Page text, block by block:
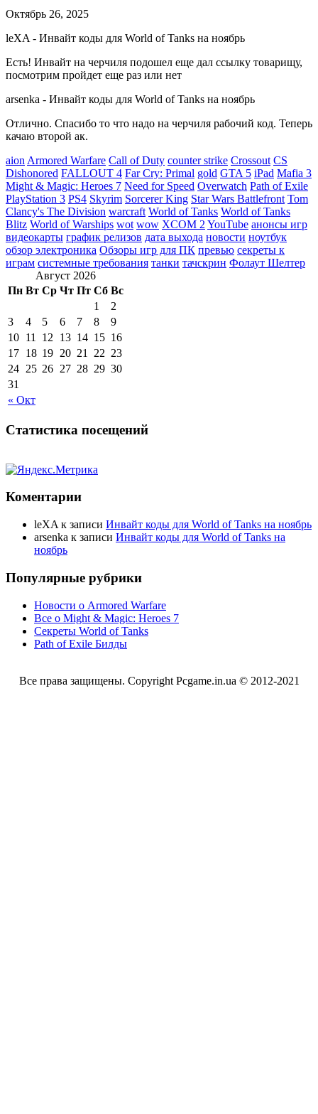
Октябрь 26, 2025
leXA - Инвайт коды для World of Tanks на ноябрь
Есть! Инвайт на черчиля подошел еще дал ссылку товарищу,
посмотрим пройдет еще раз или нет
arsenka - Инвайт коды для World of Tanks на ноябрь
Отлично. Спасибо то что надо на черчиля рабочий код. Теперь
качаю второй ак.
aion Armored Warfare Call of Duty counter strike Crossout CS
Dishonored FALLOUT 4 Far Cry: Primal gold GTA 5 iPad Mafia 3
Might & Magic: Heroes 7 Need for Speed Overwatch Path of Exile
PlayStation 3 PS4 Skyrim Sorcerer King Star Wars Battlefront Tom
Clancy's The Division warcraft World of Tanks World of Tanks
Blitz World of Warships wot wow XCOM 2 YouTube анонсы игр
видеокарты график релизов дата выхода новости ноутбук
обзор электроника Обзоры игр для ПК превью секреты к
играм системные требования танки тачскрин Фолаут Шелтер
Август 2026
Пн Вт Ср Чт Пт Сб Вс
« Окт
1
2
3
4 5 6 7 8
9
10 11 12 13 14 15 16
17 18 19 20 21 22 23
24 25 26 27 28 29 30
31
Статистика посещений
Коментарии
leXA к записи Инвайт коды для World of Tanks на ноябрь
arsenka к записи Инвайт коды для World of Tanks на
ноябрь
Популярные рубрики
Новости о Armored Warfare
Все о Might & Magic: Heroes 7
Секреты World of Tanks
Path of Exile Билды
Все права защищены. Copyright Pcgame.in.ua © 2012-2021